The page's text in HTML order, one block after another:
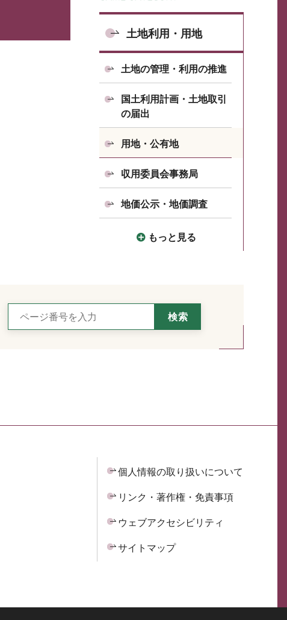
土地利用・用地
土地の管理・利用の推進
国土利用計画・土地取引
の届出
用地・公有地
収用委員会事務局
地価公示・地価調査
もっと見る
個人情報の取り扱いについて
リンク・著作権・免責事項
ウェブアクセシビリティ
サイトマップ